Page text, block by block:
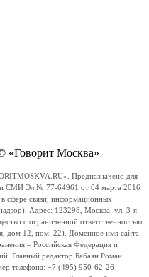
«Говорит Москва»
Предназначено для
СМИ Эл № 77-64961 от 04 марта 2016
сфере связи, информационных
Адрес: 123298, Москва, ул. 3-я
с ограниченной ответственностью
дом 12, пом. 22). Доменное имя сайта
– Российская Федерация и
Главный редактор Бабаян Роман
телефона: +7 (495) 950-62-26